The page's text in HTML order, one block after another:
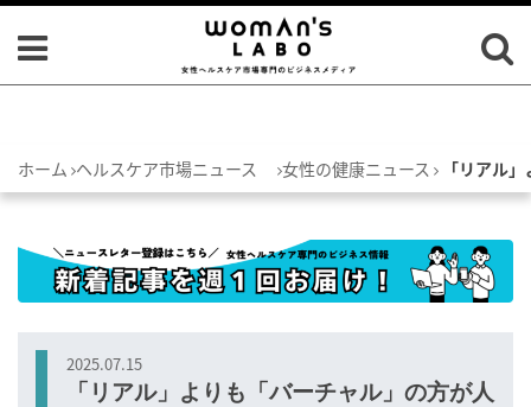
ホーム ヘルスケア市場ニュース 女性の健康ニュース 「リアル
2025.07.15
「リアル」よりも「バーチャル」の方が人